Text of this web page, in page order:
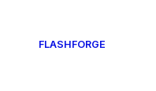
FLASHFORGE